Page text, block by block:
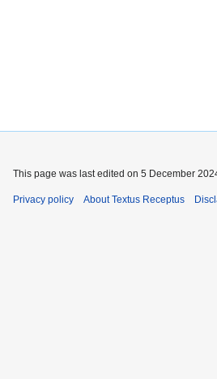
This page was last edited on 5 December
Privacy policy About Textus Receptus